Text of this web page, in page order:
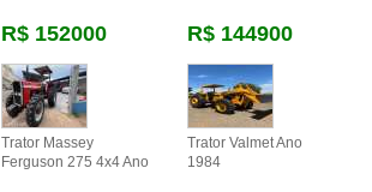
R$ 152000 R$ 144900
Trator Massey
Ferguson 275 4x4 Ano
Trator Valmet Ano
1984